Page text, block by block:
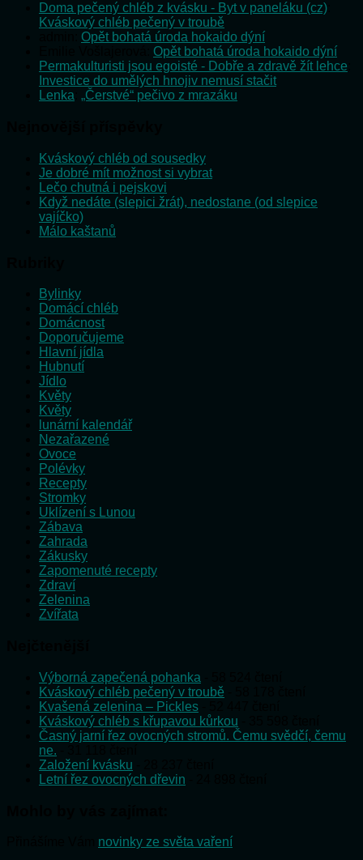
Doma pečený chléb z kvásku - Byt v paneláku (cz)
Kváskový chléb pečený v troubě
Opět bohatá úroda hokaido dýní
Opět bohatá úroda hokaido dýní
Permakulturisti jsou egoisté - Dobře a zdravě žít lehce
Investice do umělých hnojiv nemusí stačit
Lenka „Čerstvé“ pečivo z mrazáku
Kváskový chléb od sousedky
Je dobré mít možnost si vybrat
Lečo chutná i pejskovi
Když nedáte (slepici žrát), nedostane (od slepice
vajíčko)
Málo kaštanů
Bylinky
Domácí chléb
Domácnost
Doporučujeme
Hlavní jídla
Hubnutí
Jídlo
Květy
Květy
lunární kalendář
Nezařazené
Ovoce
Polévky
Recepty
Stromky
Uklízení s Lunou
Zábava
Zahrada
Zákusky
Zapomenuté recepty
Zdraví
Zelenina
Zvířata
Výborná zapečená pohanka
Kváskový chléb pečený v troubě
Kvašená zelenina – Pickles
Kváskový chléb s křupavou kůrkou
Časný jarní řez ovocných stromů. Čemu svědčí, čemu
ne.
Založení kvásku
Letní řez ovocných dřevin
novinky ze světa vaření